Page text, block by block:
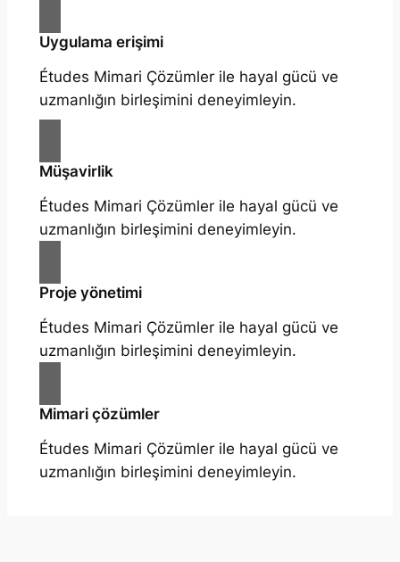
Uygulama erişimi
Études Mimari Çözümler ile hayal gücü ve
uzmanlığın birleşimini deneyimleyin.
Müşavirlik
Études Mimari Çözümler ile hayal gücü ve
uzmanlığın birleşimini deneyimleyin.
Proje yönetimi
Études Mimari Çözümler ile hayal gücü ve
uzmanlığın birleşimini deneyimleyin.
Mimari çözümler
Études Mimari Çözümler ile hayal gücü ve
uzmanlığın birleşimini deneyimleyin.